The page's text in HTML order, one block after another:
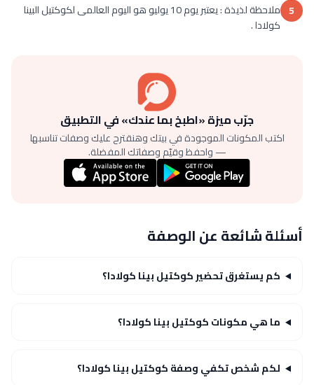
5
ملاحظة لذيذة : يعتبر يوم 10 يوليو هو اليوم العالمى لكوكتيل البينا
كولادا .
جرّب ميزة «اطبخ بما عندك» في التطبيق
اكتب المكونات الموجودة في بيتك وهنقترح عليك وصفات تناسبها
— واحفظ وقيّم وصفاتك المفضلة.
أسئلة شائعة عن الوصفة
كم يستغرق تحضير كوكتيل بينا كولادا؟
ما هي مكونات كوكتيل بينا كولادا؟
لكم شخص تكفي وصفة كوكتيل بينا كولادا؟